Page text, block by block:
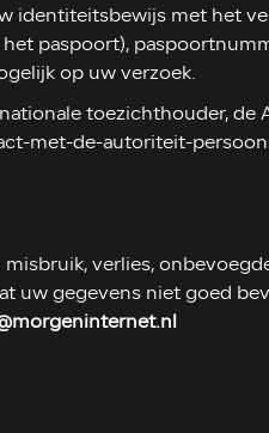
identiteitsbewijs met het
paspoort),
op uw verzoek.
toezichthouder, de
met-de-autoriteit-
verlies,
uw gegevens niet goed